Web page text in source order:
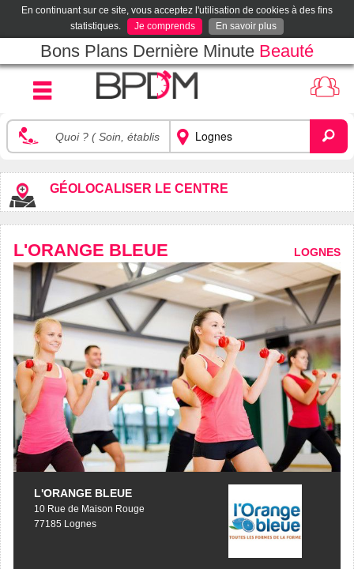
En continuant sur ce site, vous acceptez l'utilisation de cookies à des fins
statistiques.
Je comprends En savoir plus
Bons Plans Dernière Minute Beauté
GÉOLOCALISER LE CENTRE
L'ORANGE BLEUE LOGNES
L'ORANGE BLEUE
10 Rue de Maison Rouge
77185 Lognes